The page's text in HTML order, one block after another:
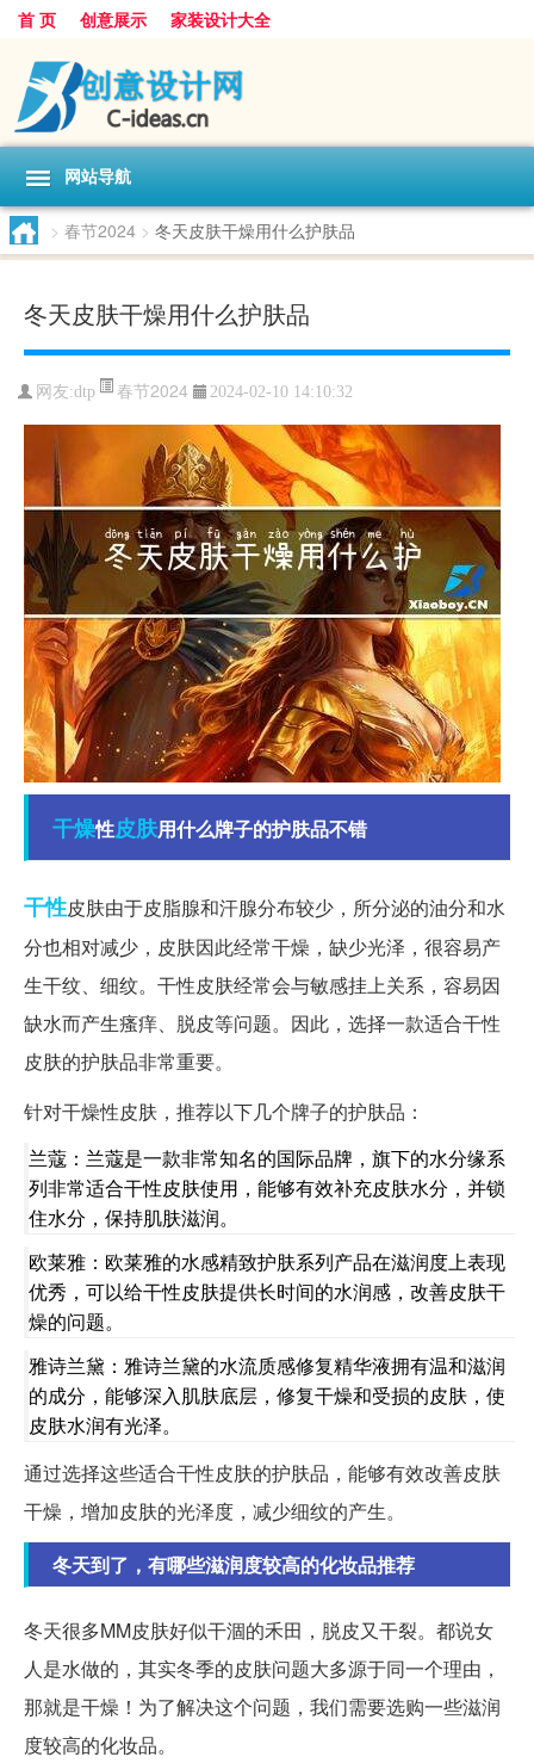
首 页 创意展示 家装设计大全
网站导航
> 春节2024 > 冬天皮肤干燥用什么护肤品
冬天皮肤干燥用什么护肤品
网友:dtp 春节2024 2024-02-10 14:10:32
干燥性皮肤用什么牌子的护肤品不错
干性皮肤由于皮脂腺和汗腺分布较少，所分泌的油分和水
分也相对减少，皮肤因此经常干燥，缺少光泽，很容易产
生干纹、细纹。干性皮肤经常会与敏感挂上关系，容易因
缺水而产生瘙痒、脱皮等问题。因此，选择一款适合干性
皮肤的护肤品非常重要。
针对干燥性皮肤，推荐以下几个牌子的护肤品：
兰蔻：兰蔻是一款非常知名的国际品牌，旗下的水分缘系
列非常适合干性皮肤使用，能够有效补充皮肤水分，并锁
住水分，保持肌肤滋润。
欧莱雅：欧莱雅的水感精致护肤系列产品在滋润度上表现
优秀，可以给干性皮肤提供长时间的水润感，改善皮肤干
燥的问题。
雅诗兰黛：雅诗兰黛的水流质感修复精华液拥有温和滋润
的成分，能够深入肌肤底层，修复干燥和受损的皮肤，使
皮肤水润有光泽。
通过选择这些适合干性皮肤的护肤品，能够有效改善皮肤
干燥，增加皮肤的光泽度，减少细纹的产生。
冬天到了，有哪些滋润度较高的化妆品推荐
冬天很多MM皮肤好似干涸的禾田，脱皮又干裂。都说女
人是水做的，其实冬季的皮肤问题大多源于同一个理由，
那就是干燥！为了解决这个问题，我们需要选购一些滋润
度较高的化妆品。